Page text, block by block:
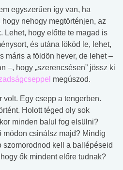
egyszerűen így van, ha
nehogy megtörténjen, az
Lehet, hogy előtte te magad is
és utána lököd le, lehet,
máris a földön hever, de lehet –
–, hogy „szerencsésen” jössz ki
megúszod.
volt. Egy csepp a tengerben.
Holott téged oly sok
minden balul fog elsülni?
módon csinálsz majd? Mindig
szomorodnod kell a ballépéseid
ők mindent előre tudnak?